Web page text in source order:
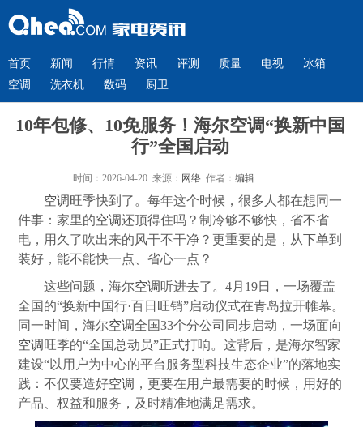
首页 新闻 行情 资讯 评测 质量 电视
冰箱
空调
洗衣机 数码 厨卫
10年包修、10免服务！海尔空调“换新中国
行”全国启动
时间：2026-04-20 来源： 网络作者： 编辑
空调旺季快到了。每年这个时候，很多人都在想同一
件事：家里的空调还顶得住吗？制冷够不够快，省不省
电，用久了吹出来的风干不干净？更重要的是，从下单到
装好，能不能快一点、省心一点？
这些问题，海尔空调 听进去了。4月19日，一场覆盖
全国的“换新中国行·百日旺销”启动仪式在青岛拉开帷幕。
同一时间，海尔空调全国33个分公司同步启动，一场面向
空调旺季的“全国总动员”正式打响。这背后，是海尔智家
建设“以用户为中心的平台服务型科技生态企业”的落地实
践：不仅要造好空调 ，更要在用户最需要的时候，用好的
产品、权益和服务，及时精准地满足需求。